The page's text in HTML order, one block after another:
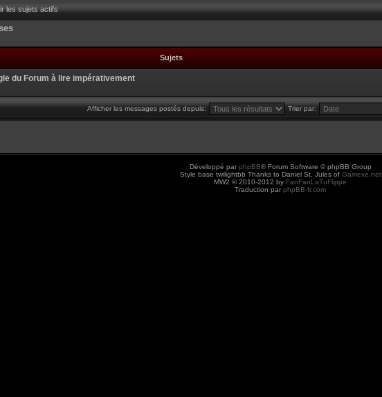
les sujets actifs
Sujets
du Forum à lire impérativement
Afficher les messages postés depuis: Trier par:
Développé par phpBB® Forum Software © phpBB Group
Style base twilightbb Thanks to Daniel St. Jules of Gamexe.net
MW2 © 2010-2012 by FanFanLaTuFlippe
Traduction par phpBB-fr.com